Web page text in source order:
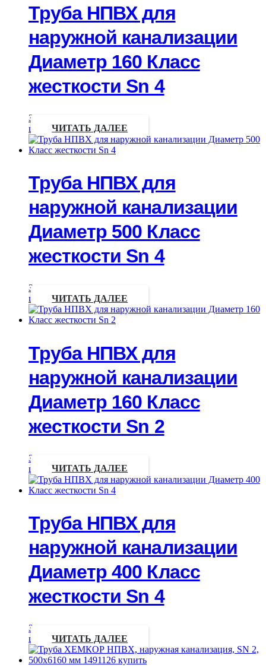
Труба НПВХ для
наружной канализации
Диаметр 160 Класс
жесткости Sn 4
Запрос
цены
ЧИТАТЬ ДАЛЕЕ
Труба НПВХ для
наружной канализации
Диаметр 500 Класс
жесткости Sn 4
Запрос
цены
ЧИТАТЬ ДАЛЕЕ
Труба НПВХ для
наружной канализации
Диаметр 160 Класс
жесткости Sn 2
Запрос
цены
ЧИТАТЬ ДАЛЕЕ
Труба НПВХ для
наружной канализации
Диаметр 400 Класс
жесткости Sn 4
Запрос
цены
ЧИТАТЬ ДАЛЕЕ